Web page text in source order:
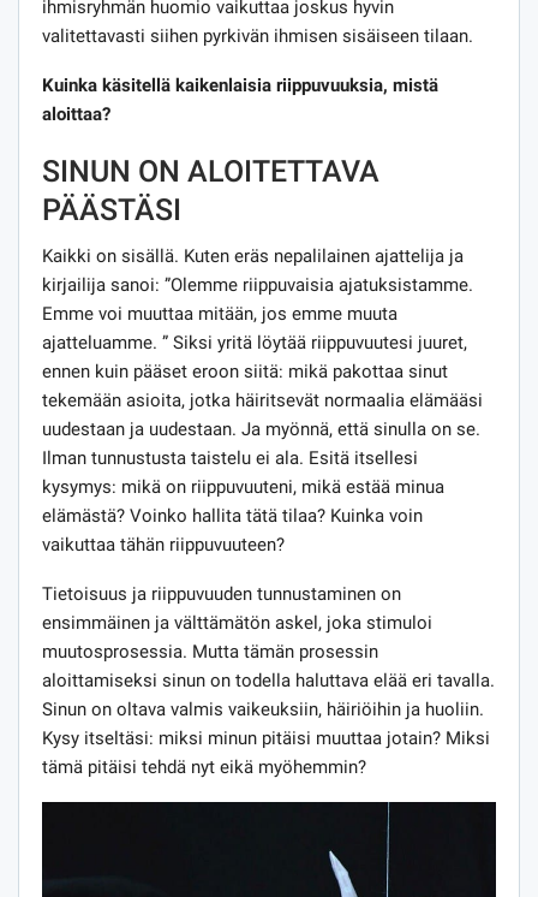
ihmisryhmän huomio vaikuttaa joskus hyvin
valitettavasti siihen pyrkivän ihmisen sisäiseen tilaan.
Kuinka käsitellä kaikenlaisia ​​riippuvuuksia, mistä
aloittaa?
SINUN ON ALOITETTAVA
PÄÄSTÄSI
Kaikki on sisällä. Kuten eräs nepalilainen ajattelija ja
kirjailija sanoi: ”Olemme riippuvaisia ​​ajatuksistamme.
Emme voi muuttaa mitään, jos emme muuta
ajatteluamme. ” Siksi yritä löytää riippuvuutesi juuret,
ennen kuin pääset eroon siitä: mikä pakottaa sinut
tekemään asioita, jotka häiritsevät normaalia elämääsi
uudestaan ​​ja uudestaan. Ja myönnä, että sinulla on se.
Ilman tunnustusta taistelu ei ala. Esitä itsellesi
kysymys: mikä on riippuvuuteni, mikä estää minua
elämästä? Voinko hallita tätä tilaa? Kuinka voin
vaikuttaa tähän riippuvuuteen?
Tietoisuus ja riippuvuuden tunnustaminen on
ensimmäinen ja välttämätön askel, joka stimuloi
muutosprosessia. Mutta tämän prosessin
aloittamiseksi sinun on todella haluttava elää eri tavalla.
Sinun on oltava valmis vaikeuksiin, häiriöihin ja huoliin.
Kysy itseltäsi: miksi minun pitäisi muuttaa jotain? Miksi
tämä pitäisi tehdä nyt eikä myöhemmin?